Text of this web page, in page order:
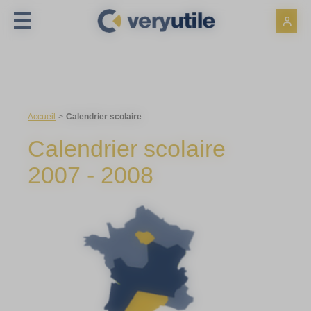
Accueil Calendrier scolaire
Calendrier scolaire
2007 - 2008